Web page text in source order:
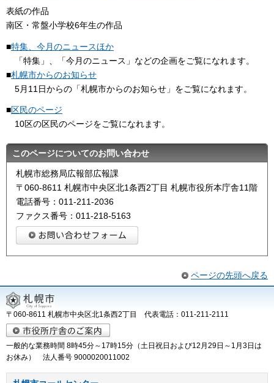
表紙の作品
南区・常盤小学校6年生の作品
■特集、今月のニュースほか
「特集」、「今月のニュース」などの企画をご覧になれます。
■札幌市からのお知らせ
5月11日からの「札幌市からのお知らせ」をご覧になれます。
■区民のページ
10区の区民のページをご覧になれます。
このページについてのお問い合わせ
札幌市総務局広報部広報課
〒060-8611 札幌市中央区北1条西2丁目 札幌市役所本庁舎11階
電話番号：011-211-2036
ファクス番号：011-218-5163
ページの先頭へ戻る
〒060-8611 札幌市中央区北1条西2丁目 代表電話：011-211-2111
一般的な業務時間 8時45分～17時15分（土日祝日および12月29日～1月3日は
お休み） 法人番号 9000020011002